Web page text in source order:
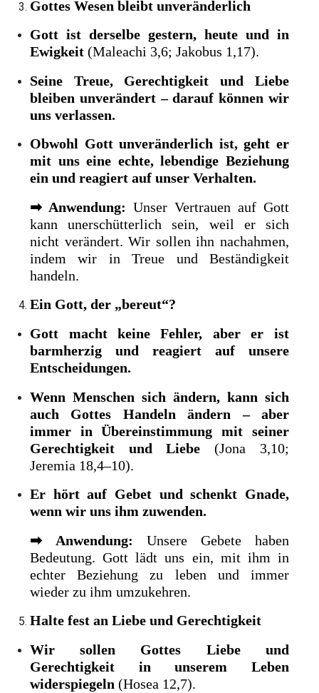
Gottes Wesen bleibt unveränderlich
Gott ist derselbe gestern, heute und in
Ewigkeit (Maleachi 3,6; Jakobus 1,17).
Seine Treue, Gerechtigkeit und Liebe
bleiben unverändert – darauf können wir
uns verlassen.
Obwohl Gott unveränderlich ist, geht er
mit uns eine echte, lebendige Beziehung
ein und reagiert auf unser Verhalten.
➡ Anwendung: Unser Vertrauen auf Gott
kann unerschütterlich sein, weil er sich
nicht verändert. Wir sollen ihn nachahmen,
indem wir in Treue und Beständigkeit
handeln.
Ein Gott, der „bereut“?
Gott macht keine Fehler, aber er ist
barmherzig und reagiert auf unsere
Entscheidungen.
Wenn Menschen sich ändern, kann sich
auch Gottes Handeln ändern – aber
immer in Übereinstimmung mit seiner
Gerechtigkeit und Liebe (Jona 3,10;
Jeremia 18,4–10).
Er hört auf Gebet und schenkt Gnade,
wenn wir uns ihm zuwenden.
➡
Anwendung: Unsere Gebete haben
Bedeutung. Gott lädt uns ein, mit ihm in
echter Beziehung zu leben und immer
wieder zu ihm umzukehren.
Halte fest an Liebe und Gerechtigkeit
Wir sollen Gottes Liebe und
Gerechtigkeit in unserem Leben
widerspiegeln (Hosea 12,7).